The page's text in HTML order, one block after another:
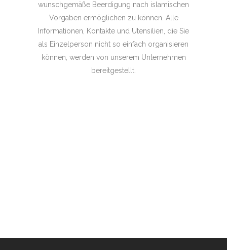
wunschgemäße Beerdigung nach islamischen
Vorgaben ermöglichen zu können. Alle
Informationen, Kontakte und Utensilien, die Sie
als Einzelperson nicht so einfach organisieren
können, werden von unserem Unternehmen
bereitgestellt.